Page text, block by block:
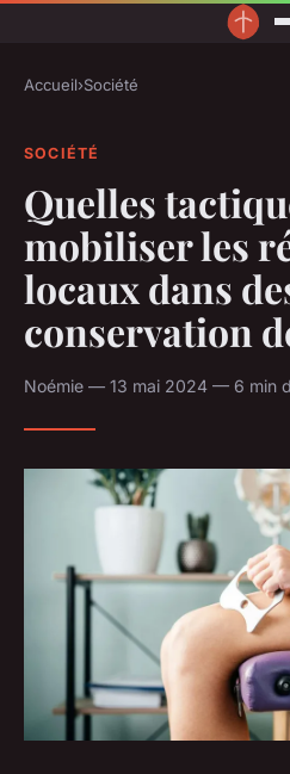
Accueil›Société
SOCIÉTÉ
Quelles
mobiliser les
locaux dans
conservation
Noémie — 13 mai 2024 — 6 min